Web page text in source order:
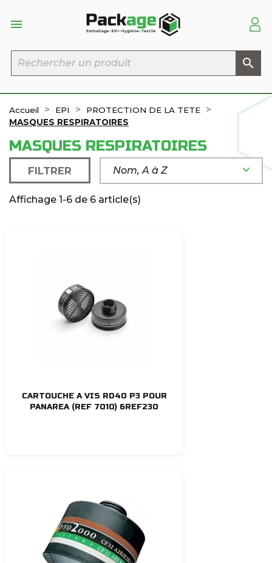


Accueil EPI
PROTECTION DE LA TETE
MASQUES RESPIRATOIRES
MASQUES RESPIRATOIRES
FILTRER Nom, A à Z
Affichage 1-6 de 6 article(s)
CARTOUCHE A VIS RD40 P3 POUR
PANAREA (REF 7010) 6REF230